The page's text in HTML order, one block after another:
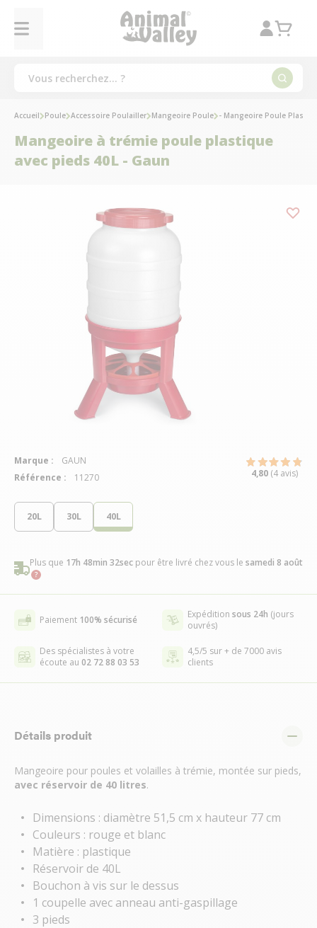
20L 30L 40L
Plus que 17h 48min 31sec pour être livré chez vous le samedi 8 août
Paiement 100% sécurisé Expédition sous 24h (jours
ouvrés)
Des spécialistes à votre
écoute au 02 72 88 03 53
4,5/5 sur + de 7000 avis
clients
Détails produit
Mangeoire pour poules et volailles à trémie, montée sur pieds,
avec réservoir de 40 litres.
Dimensions : diamètre 51,5 cm x hauteur 77 cm
Couleurs : rouge et blanc
Matière : plastique
Réservoir de 40L
Bouchon à vis sur le dessus
1 coupelle avec anneau anti-gaspillage
3 pieds
Accueil Poule Accessoire Poulailler Mangeoire Poule - Mangeoire Poule
Mangeoire à trémie poule plastique
avec pieds 40L - Gaun
Marque :
GAUN
Référence :
11270 4,80 (4 avis)